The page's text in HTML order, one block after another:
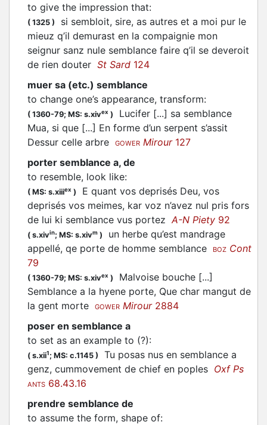
to give the impression that:
( 1325 )
si sembloit, sire, as autres et a moi pur le
mieuz q’il demurast en la compaignie mon
seignur sanz nule semblance faire q’il se deveroit
de rien douter St Sard 124
muer sa (etc.) semblance
to change one’s appearance, transform:
( 1360-79; MS: s.xivex )
Lucifer [...] sa semblance
Mua, si que [...] En forme d’un serpent s’assit
Dessur celle arbre
GOWER Mirour127
porter semblance a, de
to resemble, look like:
( MS: s.xiiiex )
E quant vos deprisés Deu, vos
deprisés vos meimes, kar voz n’avez nul pris fors
de lui ki semblance vus portezA-N Piety 92
( s.xivin; MS: s.xivm )
un herbe qu’est mandrage
appellé, qe porte de homme semblance
BOZ Cont
79
( 1360-79; MS: s.xivex )
Malvoise bouche [...]
Semblance a la hyene porte, Que char mangut de
la gent morte
GOWER Mirour2884
poser en semblance a
to set as an example to (?):
( s.xii1 ; MS: c.1145 )
Tu posas nus en semblance a
genz, cummovement de chief en poples Oxf Ps
ANTS 68.43.16
prendre semblance de
to assume the form, shape of: